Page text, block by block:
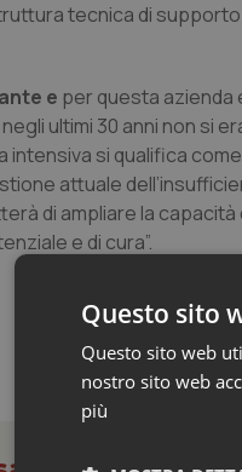
tecnica di
e per questa azienda
ultimi 30 anni non si
si qualifica
attuale
di ampliare la
e di cura”.
Questo sito
Questo sito web
nostro sito web
più